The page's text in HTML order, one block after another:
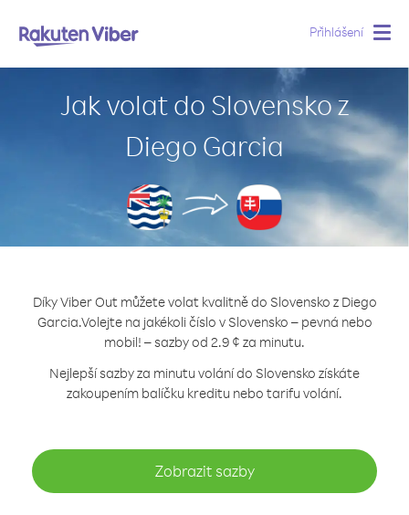
Přihlášení
Jak volat do Slovensko z
Diego Garcia
Díky Viber Out můžete volat kvalitně do Slovensko z Diego
Garcia.Volejte na jakékoli číslo v Slovensko – pevná nebo
mobil! – sazby od 2.9 ¢ za minutu.
Nejlepší sazby za minutu volání do Slovensko získáte
zakoupením balíčku kreditu nebo tarifu volání.
Zobrazit sazby